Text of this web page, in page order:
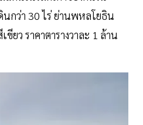
กว่า 30 ไร่ ย่านพหลโยธิน
ยว ราคาตารางวาละ 1 ล้าน